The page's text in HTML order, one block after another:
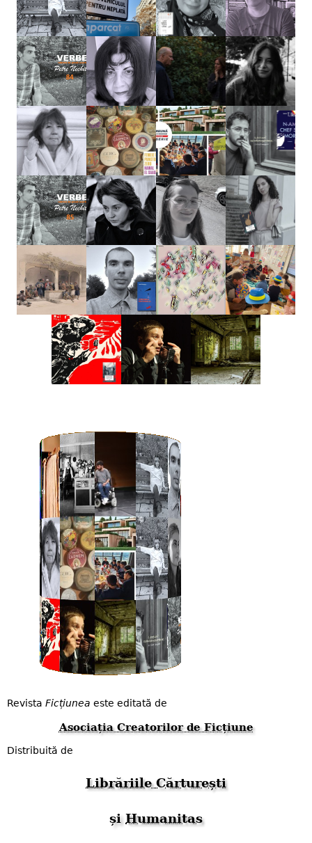
Revista Ficțiunea este editată de
Asociația Creatorilor de Ficțiune
Distribuită de
Librăriile Cărturești
șiHumanitas